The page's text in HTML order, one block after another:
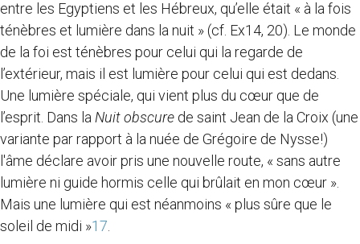
entre les Egyptiens et les Hébreux, qu’elle était « à la fois
ténèbres et lumière dans la nuit » (cf. Ex14, 20). Le monde
de la foi est ténèbres pour celui qui la regarde de
l’extérieur, mais il est lumière pour celui qui est dedans.
Une lumière spéciale, qui vient plus du cœur que de
l’esprit. Dans la Nuit obscure de saint Jean de la Croix (une
variante par rapport à la nuée de Grégoire de Nysse!)
l'âme déclare avoir pris une nouvelle route, « sans autre
lumière ni guide hormis celle qui brûlait en mon cœur ».
Mais une lumière qui est néanmoins « plus sûre que le
soleil de midi »17